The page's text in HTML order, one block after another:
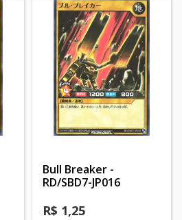
Bull Breaker -
RD/SBD7-JP016
R$ 1,25